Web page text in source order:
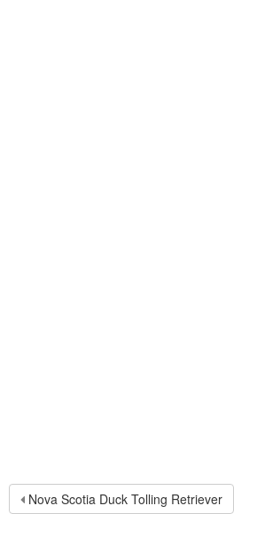
Nova Scotia Duck Tolling Retriever